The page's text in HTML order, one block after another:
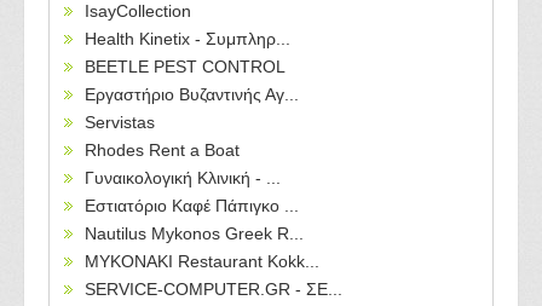
IsayCollection
Health Kinetix - Συμπληρ...
BEETLE PEST CONTROL
Εργαστήριο Βυζαντινής Αγ...
Servistas
Rhodes Rent a Boat
Γυναικολογική Κλινική - ...
Εστιατόριο Καφέ Πάπιγκο ...
Nautilus Mykonos Greek R...
MYKONAKI Restaurant Kokk...
SERVICE-COMPUTER.GR - ΣΕ...